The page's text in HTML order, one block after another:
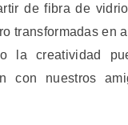
de fibra de
transformadas en
la creatividad
con nuestros